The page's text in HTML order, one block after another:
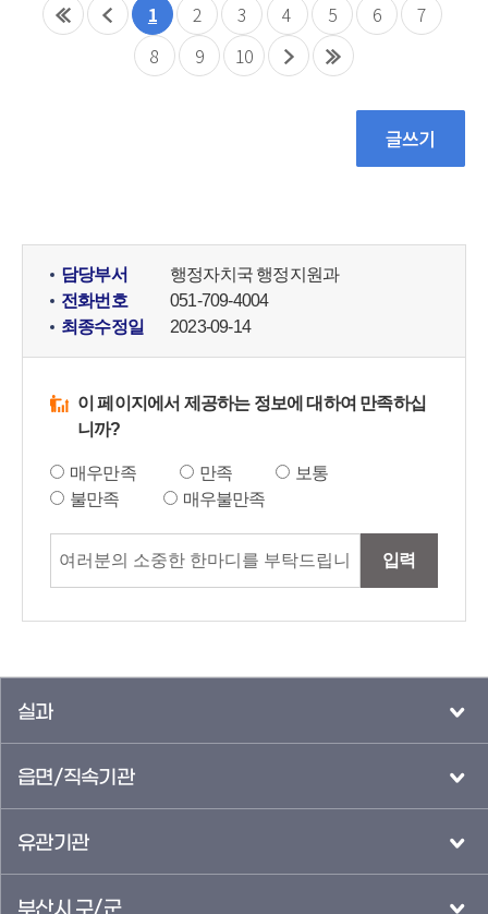
1 2 3 4 5 6
7
8
9 10
담당부서
행정자치국 행정지원과
전화번호
051-709-4004
최종수정일
2023-09-14
이 페이지에서 제공하는 정보에 대하여 만족하십
니까?
매우만족 만족
보통
불만족
매우불만족
입력
실과
읍면/직속기관
유관기관
부산시 구/군